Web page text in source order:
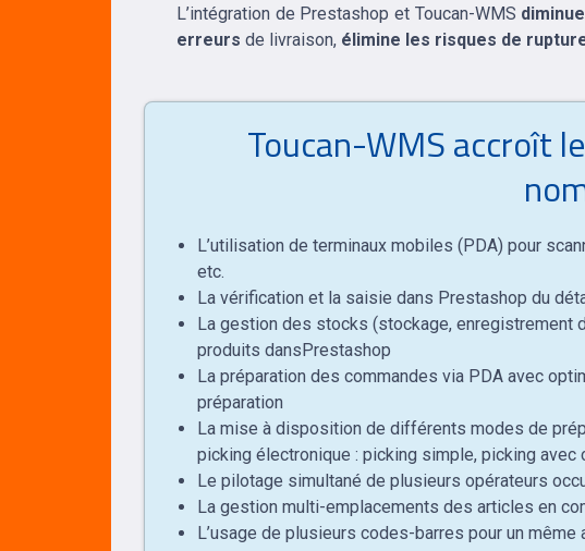
L’intégration de Prestashop et Toucan-WMS
erreurs de livraison, élimine les risques de
Toucan-WMS accroît
L’utilisation de terminaux mobiles (PDA) pour
etc.
La vérification et la saisie dans Prestashop du
La gestion des stocks (stockage, enregistrement
produits dansPrestashop
La préparation des commandes via PDA avec
préparation
La mise à disposition de différents modes de
picking électronique : picking simple, picking avec
Le pilotage simultané de plusieurs opérateurs
La gestion multi-emplacements des articles en
L’usage de plusieurs codes-barres pour un